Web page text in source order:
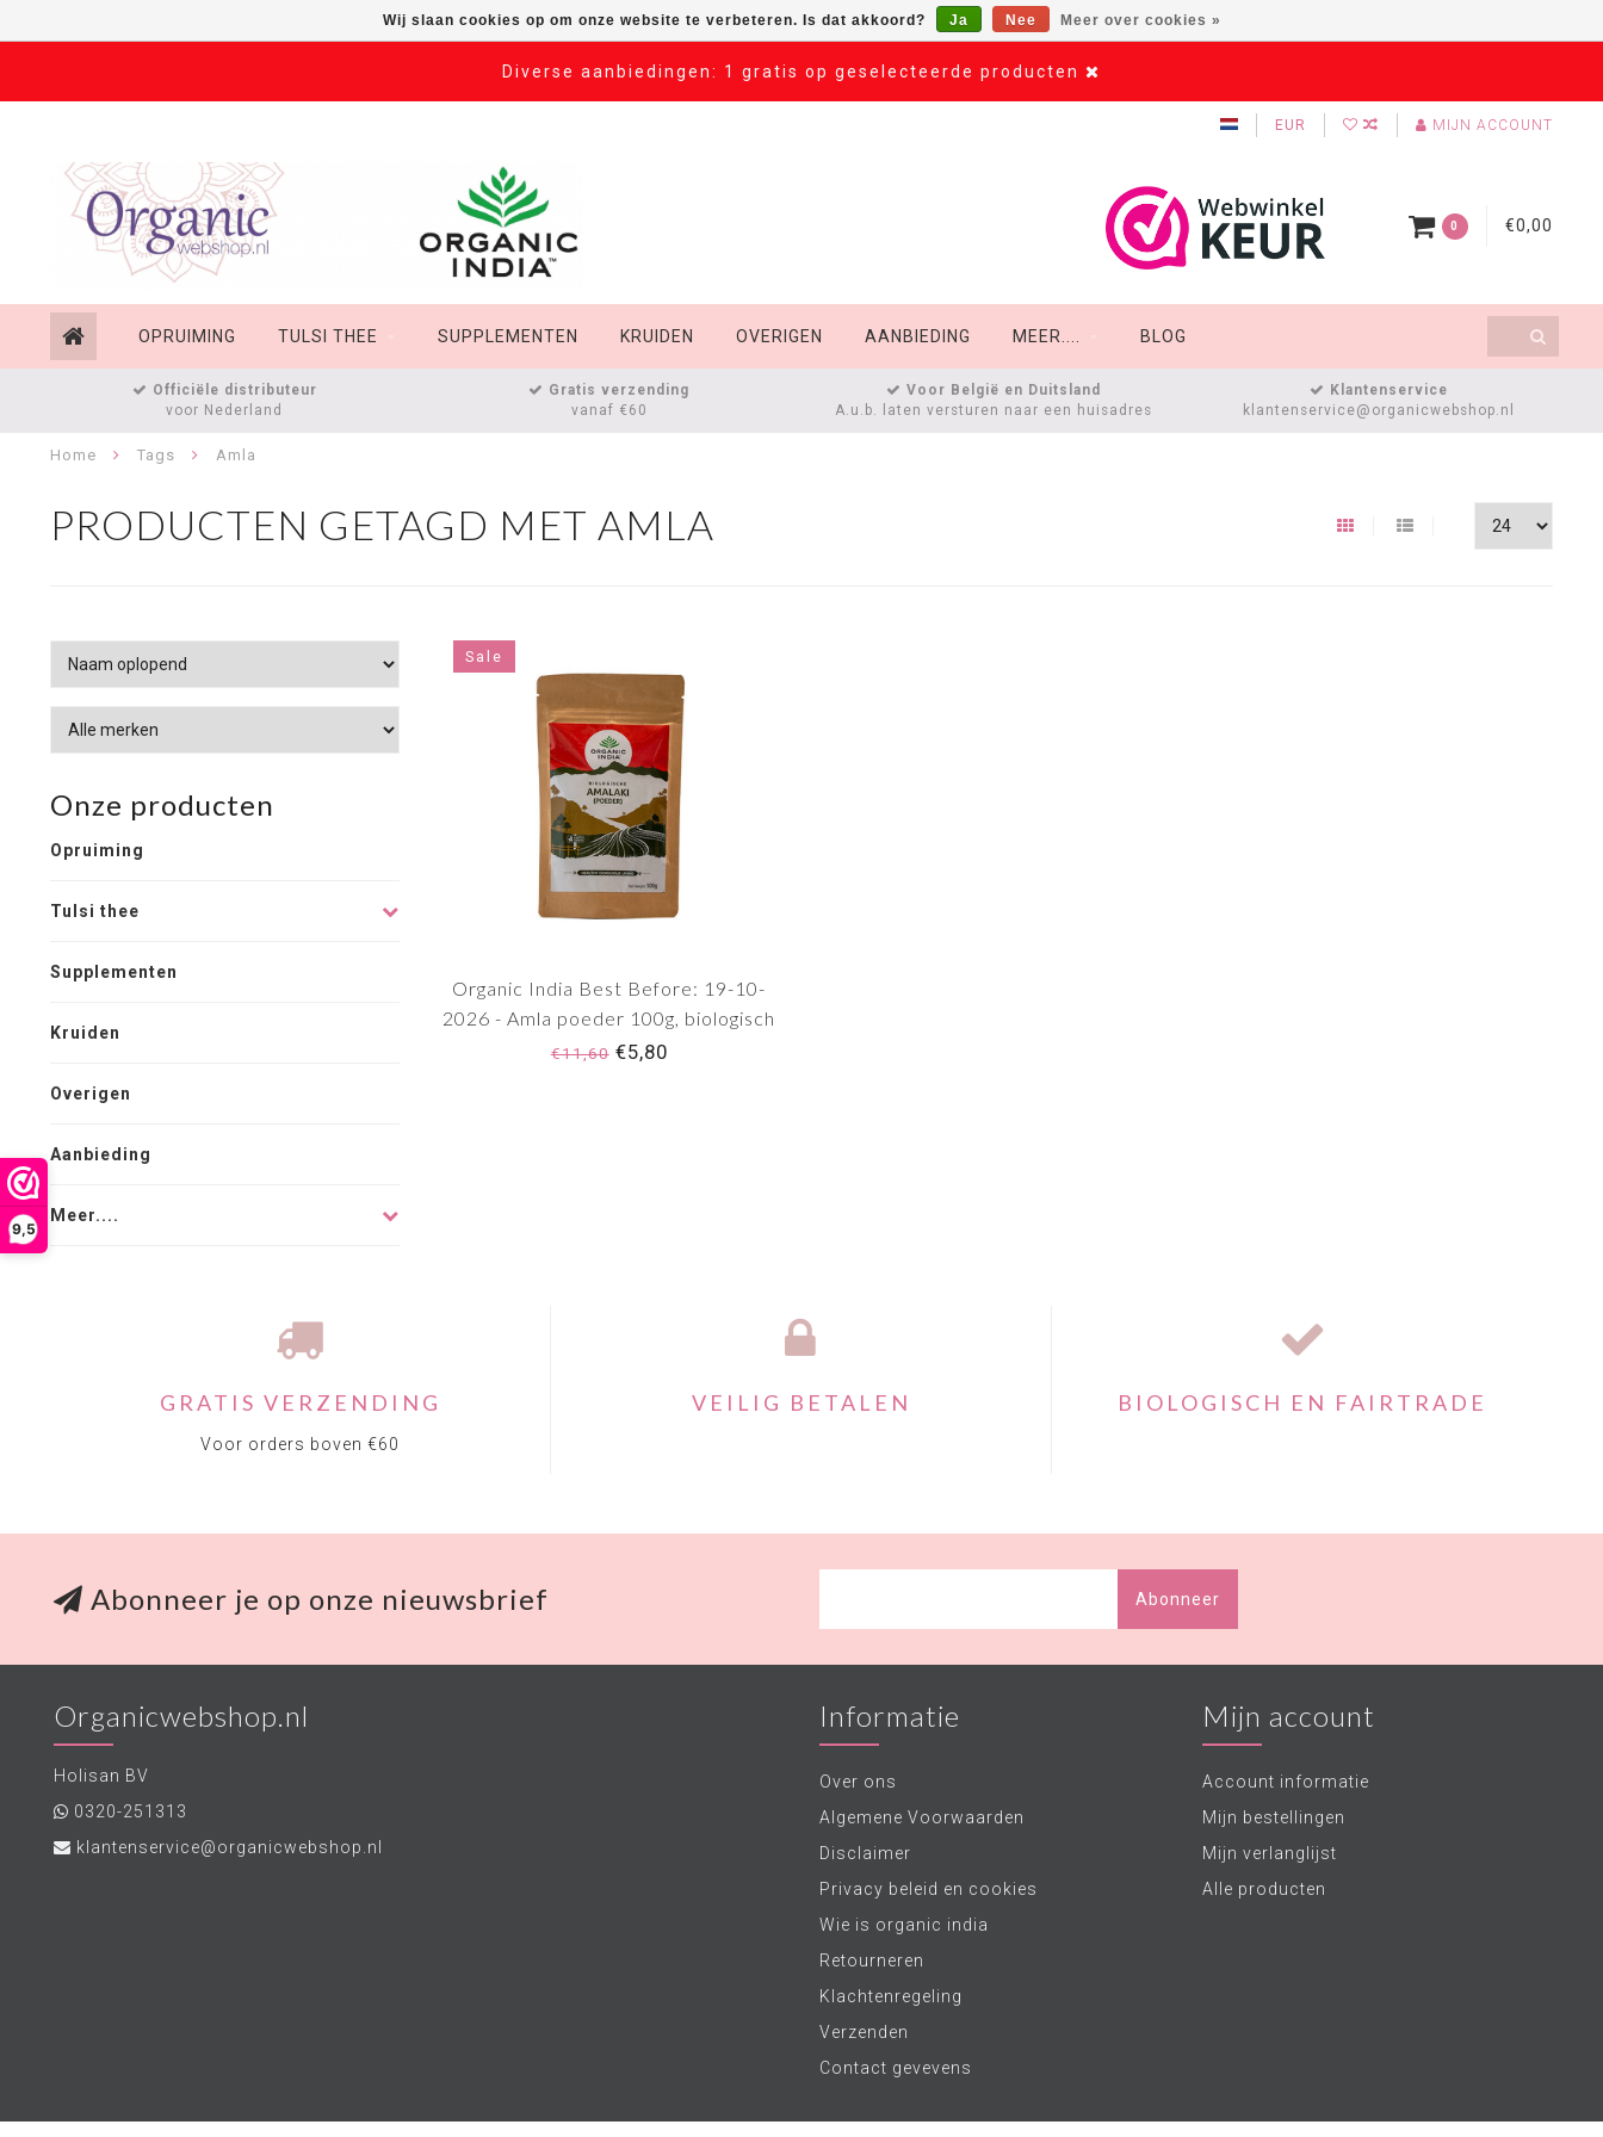
9,5
Diverse aanbiedingen: 1 gratis op geselecteerde producten
EUR MIJN ACCOUNT
0 €0,00
OPRUIMING TULSI THEE SUPPLEMENTEN KRUIDEN OVERIGEN AANBIEDING MEER.... BLOG
Officiële distributeur
voor Nederland
Gratis verzending
vanaf €60
Voor België en Duitsland
A.u.b. laten versturen naar een huisadres
Klantenservice
klantenservice@organicwebshop.nl
Home Tags Amla
PRODUCTEN GETAGD MET AMLA
Onze producten
Opruiming
Tulsi thee
Supplementen
Kruiden
Overigen
Aanbieding
Meer....
Sale
Organic India Best Before: 19-10-
2026 - Amla poeder 100g, biologisch
€11,60€5,80
Wij slaan cookies op om onze website te verbeteren. Is dat akkoord? Ja Nee Meer over cookies »
GRATIS VERZENDING
Voor orders boven €60
VEILIG BETALEN BIOLOGISCH EN FAIRTRADE
Abonneer je op onze nieuwsbrief Abonneer
Organicwebshop.nl
Holisan BV
0320-251313
klantenservice@organicwebshop.nl
Informatie
Over ons
Algemene Voorwaarden
Disclaimer
Privacy beleid en cookies
Wie is organic india
Retourneren
Klachtenregeling
Verzenden
Contact gevevens
Mijn account
Account informatie
Mijn bestellingen
Mijn verlanglijst
Alle producten